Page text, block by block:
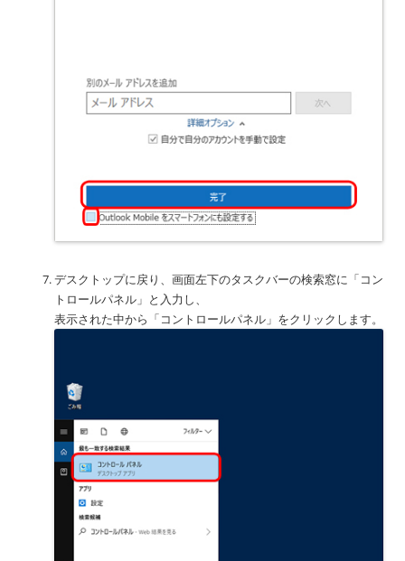
デスクトップに戻り、画面左下のタスクバーの検索窓に「コン
トロールパネル」と入力し、
表示された中から「コントロールパネル」をクリックします。